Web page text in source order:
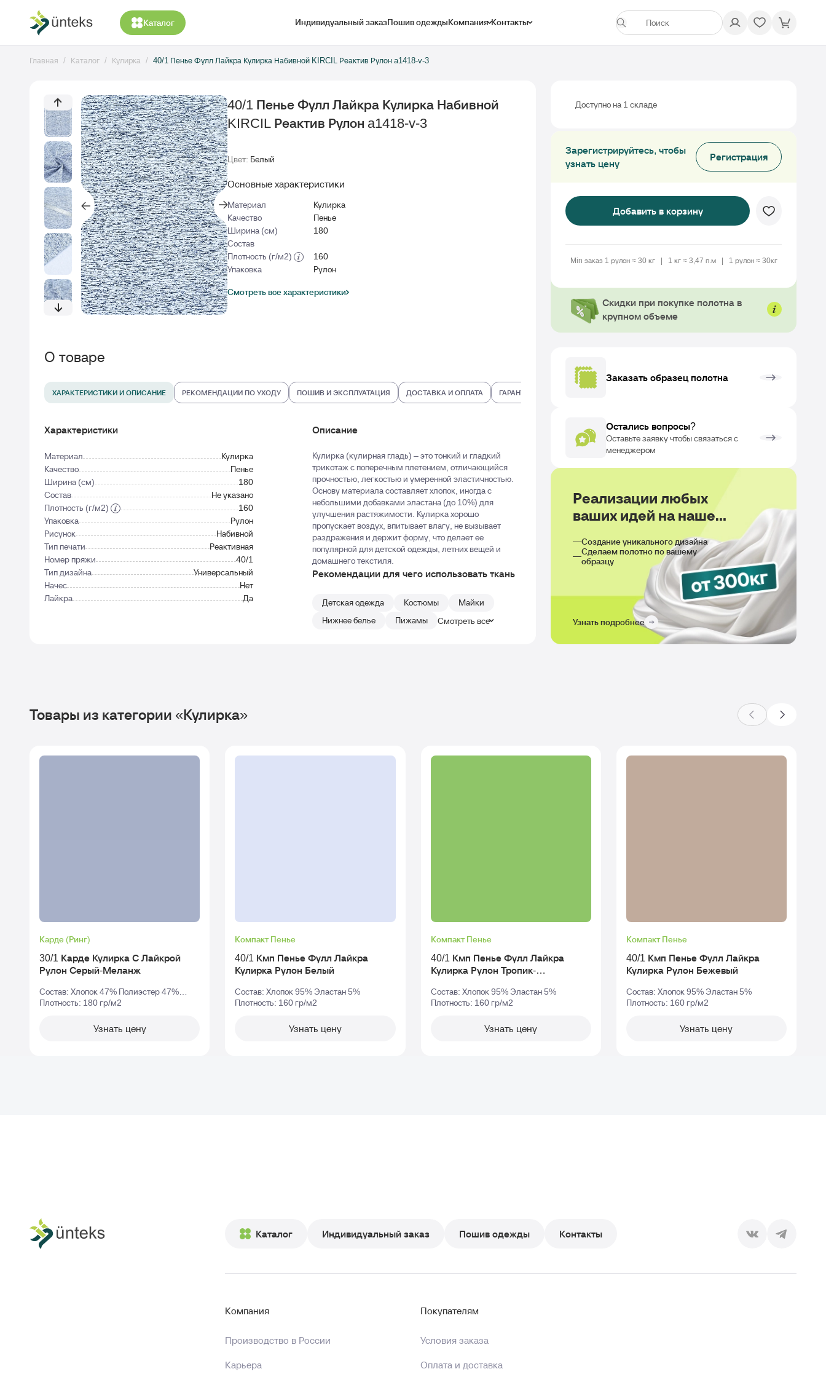
Каталог Индивидуальный заказПошив одеждыКомпания Контакты
Главная Каталог Кулирка 40/1 Пенье Фулл Лайкра Кулирка Набивной KIRCIL Реактив Рулон a1418-v-3
40/1 Пенье Фулл Лайкра Кулирка Набивной
KIRCIL Реактив Рулон a1418-v-3
Цвет: Белый
Основные характеристики
Материал
Кулирка
Качество
Пенье
Ширина (см)
180
Состав
Плотность (г/м2)
160
Упаковка
Рулон
Смотреть все характеристики
О товаре
ХАРАКТЕРИСТИКИ И ОПИСАНИЕ РЕКОМЕНДАЦИИ ПО УХОДУ ПОШИВ И ЭКСПЛУАТАЦИЯ ДОСТАВКА И ОПЛАТА ГАРАНТИИ И ВОЗВРАТ
Характеристики
Материал
Кулирка
Качество
Пенье
Ширина (см)
180
Состав
Не указано
Плотность (г/м2)
160
Упаковка
Рулон
Рисунок
Набивной
Тип печати
Реактивная
Номер пряжи
40/1
Тип дизайна
Универсальный
Начес
Нет
Лайкра
Да
Описание
Кулирка (кулирная гладь) – это тонкий и гладкий
трикотаж с поперечным плетением, отличающийся
прочностью, легкостью и умеренной эластичностью.
Основу материала составляет хлопок, иногда с
небольшими добавками эластана (до 10%) для
улучшения растяжимости. Кулирка хорошо
пропускает воздух, впитывает влагу, не вызывает
раздражения и держит форму, что делает ее
популярной для детской одежды, летних вещей и
домашнего текстиля.
Рекомендации для чего использовать ткань
Детская одежда Костюмы
Майки
Нижнее белье
Пижамы Смотреть все
Доступно на 1 складе
Зарегистрируйтесь, чтобы
узнать цену
Регистрация
Добавить в корзину
Min заказ 1 рулон ≈ 30 кг 1 кг ≈ 3,47 п.м 1 рулон ≈ 30кг
Скидки при покупке полотна в
крупном объеме
Заказать образец полотна
Остались вопросы?
Оставьте заявку чтобы связаться с
менеджером
Реализации любых
ваших идей на нашем
Создание уникального дизайна
Сделаем полотно по вашему
образцу
Узнать подробнее
Товары из категории «Кулирка»
Карде (Ринг)
30/1 Карде Кулирка С Лайкрой
Рулон Серый-Меланж
Состав: Хлопок 47% Полиэстер 47%
Эластан 6%
Плотность: 180 гр/м2
Узнать цену
Компакт Пенье
40/1 Кмп Пенье Фулл Лайкра
Кулирка Рулон Белый
Состав: Хлопок 95% Эластан 5%
Плотность: 160 гр/м2
Узнать цену
Компакт Пенье
40/1 Кмп Пенье Фулл Лайкра
Кулирка Рулон Тропик-
Состав: Хлопок 95% Эластан 5%
Плотность: 160 гр/м2
Узнать цену
Компакт Пенье
40/1 Кмп Пенье Фулл Лайкра
Кулирка Рулон Бежевый
Состав: Хлопок 95% Эластан 5%
Плотность: 160 гр/м2
Узнать цену
Каталог Индивидуальный заказ Пошив одежды Контакты
Компания
Производство в России
Карьера
Покупателям
Условия заказа
Оплата и доставка